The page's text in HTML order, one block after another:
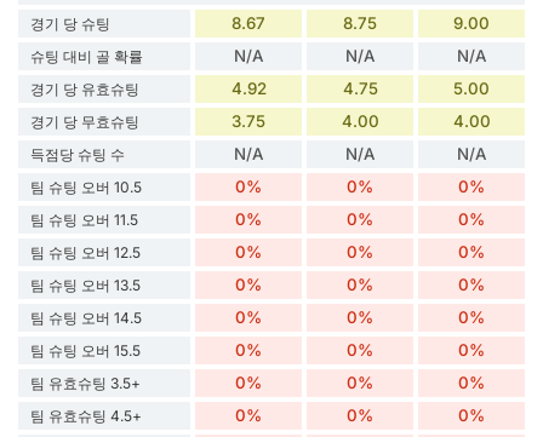
경기 당 슈팅
8.67 8.75 9.00
슈팅 대비 골 확률 N/A N/A N/A
경기 당 유효슈팅 4.92 4.75 5.00
경기 당 무효슈팅 3.75 4.00 4.00
득점당 슈팅 수 N/A N/A N/A
팀 슈팅 오버 10.5 0% 0% 0%
팀 슈팅 오버 11.5 0% 0% 0%
팀 슈팅 오버 12.5 0% 0% 0%
팀 슈팅 오버 13.5 0% 0% 0%
팀 슈팅 오버 14.5 0% 0% 0%
팀 슈팅 오버 15.5 0% 0% 0%
팀 유효슈팅 3.5+ 0% 0% 0%
팀 유효슈팅 4.5+ 0% 0% 0%